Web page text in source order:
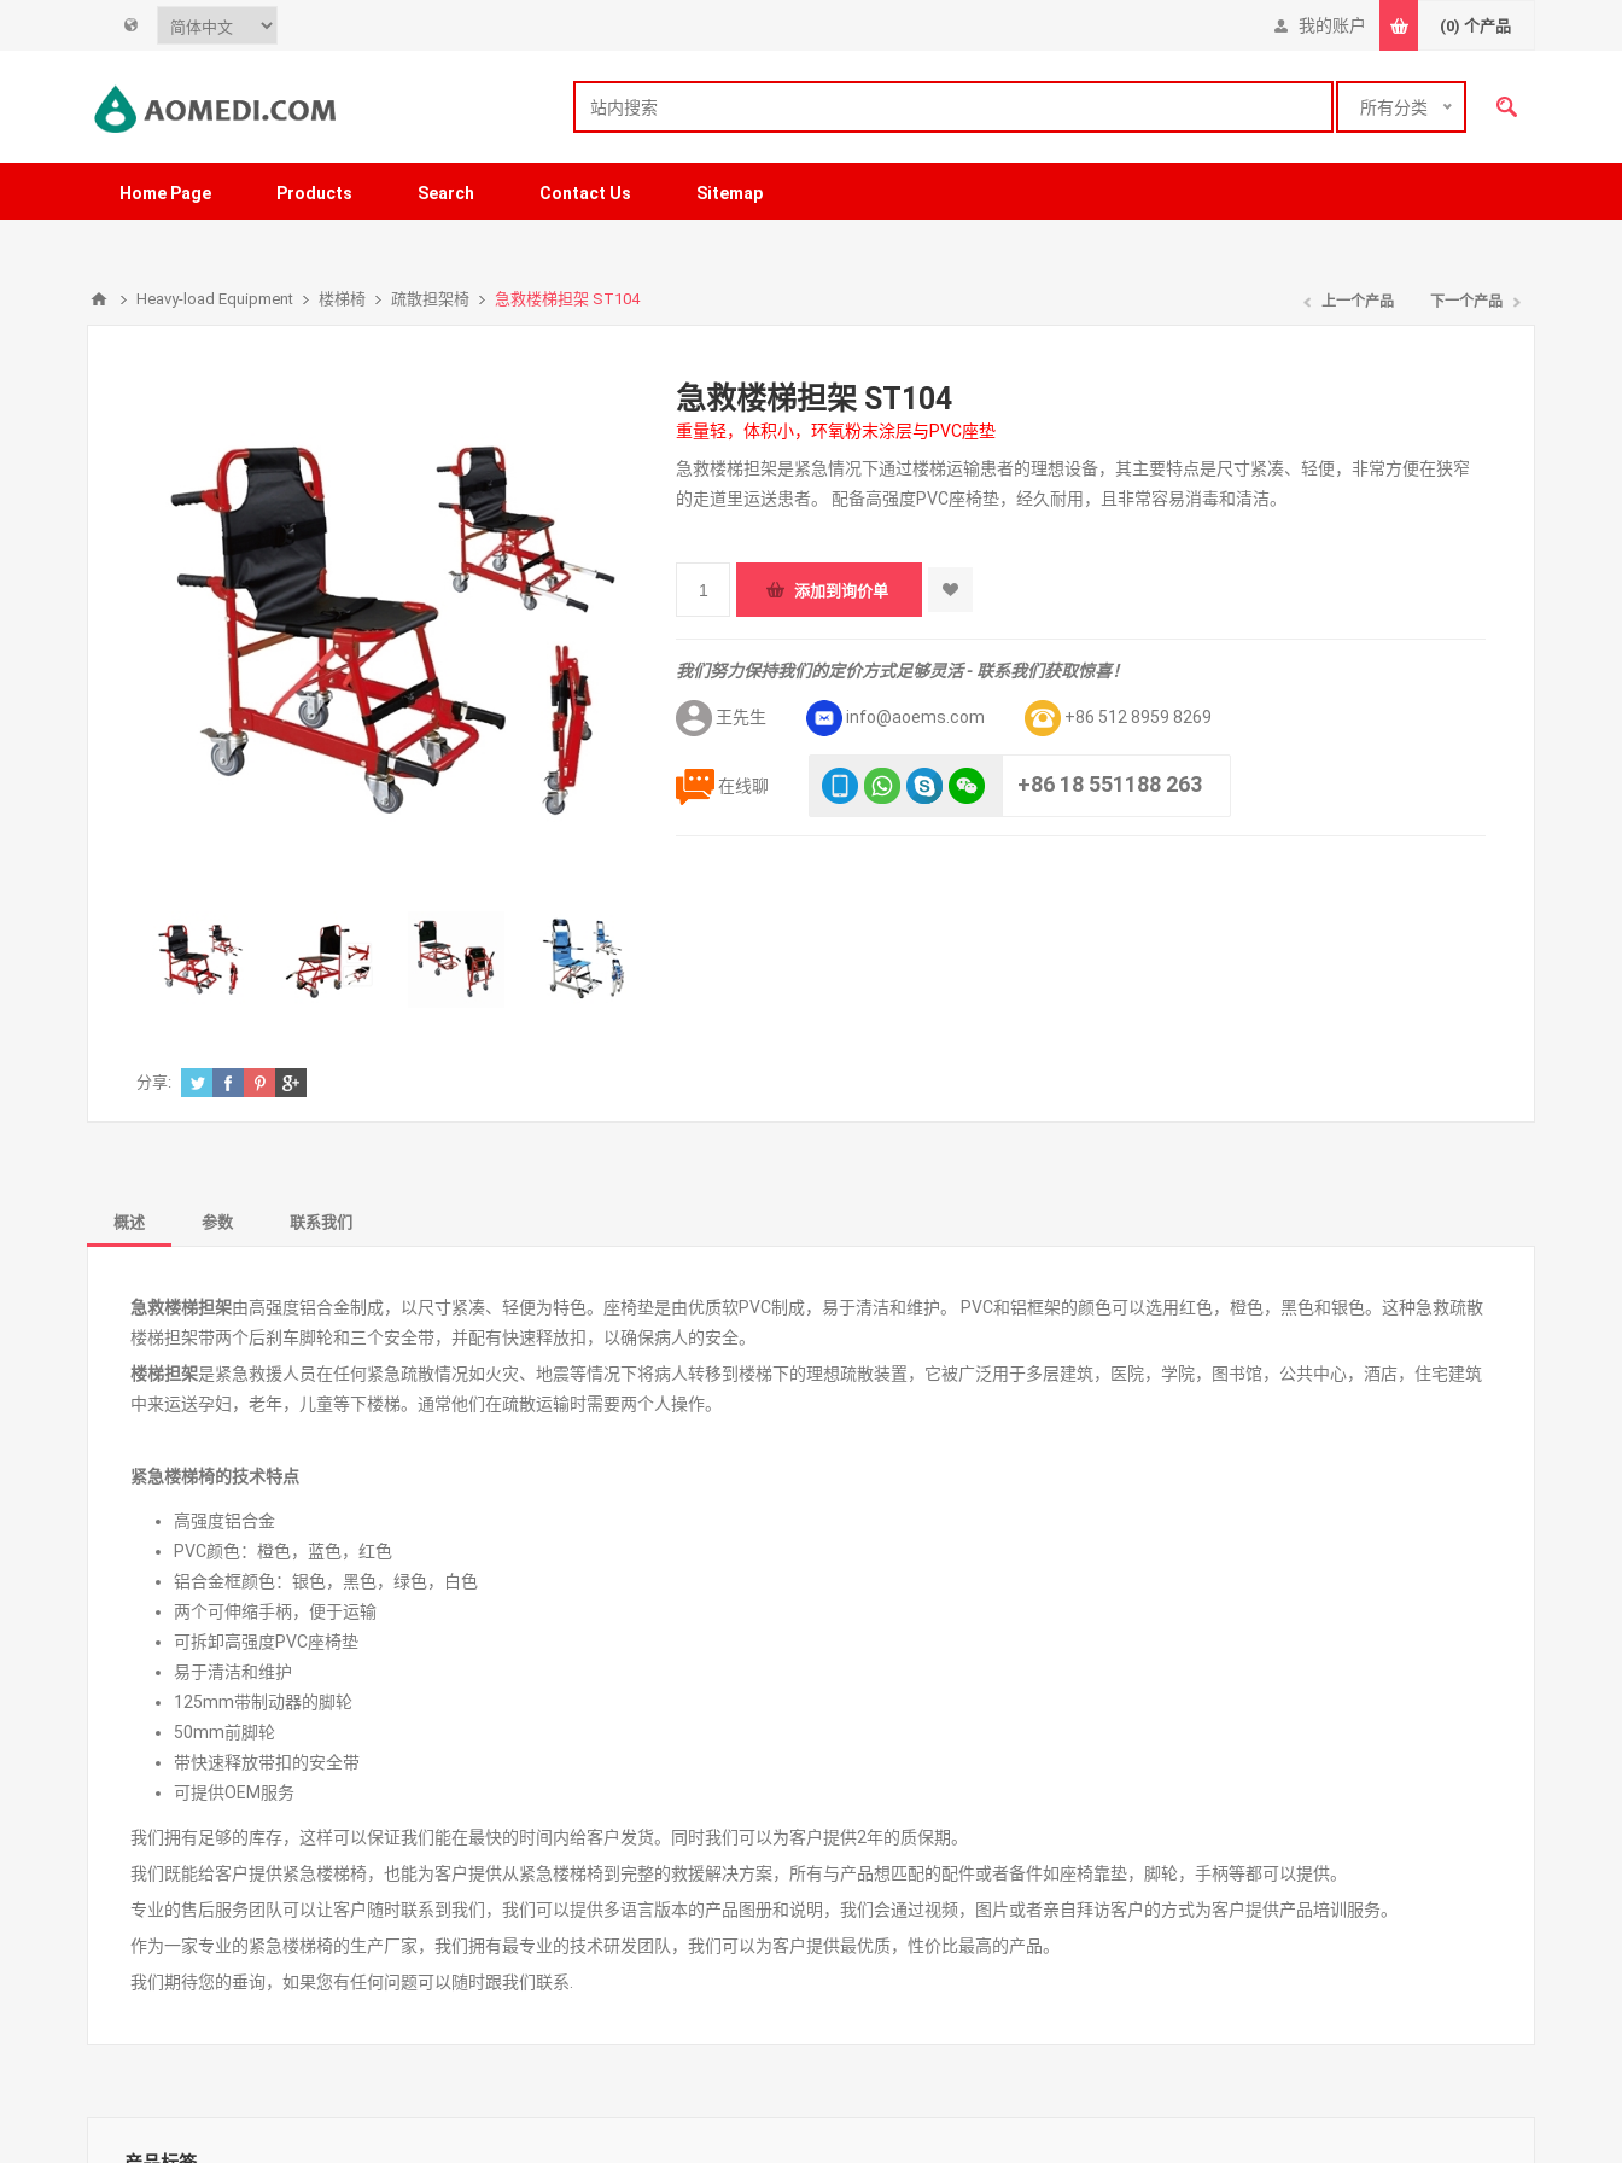
我的账户 (0) 个产品
所有分类
Home Page Products Search Contact Us Sitemap
Heavy-load Equipment 楼梯椅 疏散担架椅 急救楼梯担架 ST104 上一个产品 下一个产品
急救楼梯担架 ST104
重量轻，体积小，环氧粉末涂层与PVC座垫
急救楼梯担架是紧急情况下通过楼梯运输患者的理想设备，其主要特点是尺寸紧凑、轻便，非常方便在狭窄
的走道里运送患者。 配备高强度PVC座椅垫，经久耐用，且非常容易消毒和清洁。
我们努力保持我们的定价方式足够灵活 - 联系我们获取惊喜！
王先生 info@aoems.com +86 512 8959 8269
在线聊 +86 18 551188 263
分享:
概述 参数 联系我们
急救楼梯担架由高强度铝合金制成，以尺寸紧凑、轻便为特色。座椅垫是由优质软PVC制成，易于清洁和维护。 PVC和铝框架的颜色可以选用红色，橙色，黑色和银色。这种急救疏散
楼梯担架带两个后刹车脚轮和三个安全带，并配有快速释放扣，以确保病人的安全。
楼梯担架是紧急救援人员在任何紧急疏散情况如火灾、地震等情况下将病人转移到楼梯下的理想疏散装置，它被广泛用于多层建筑，医院，学院，图书馆，公共中心，酒店，住宅建筑
中来运送孕妇，老年，儿童等下楼梯。通常他们在疏散运输时需要两个人操作。
紧急楼梯椅的技术特点
高强度铝合金
PVC颜色：橙色，蓝色，红色
铝合金框颜色：银色，黑色，绿色，白色
两个可伸缩手柄，便于运输
可拆卸高强度PVC座椅垫
易于清洁和维护
125mm带制动器的脚轮
50mm前脚轮
带快速释放带扣的安全带
可提供OEM服务
我们拥有足够的库存，这样可以保证我们能在最快的时间内给客户发货。同时我们可以为客户提供2年的质保期。
我们既能给客户提供紧急楼梯椅，也能为客户提供从紧急楼梯椅到完整的救援解决方案，所有与产品想匹配的配件或者备件如座椅靠垫，脚轮，手柄等都可以提供。
专业的售后服务团队可以让客户随时联系到我们，我们可以提供多语言版本的产品图册和说明，我们会通过视频，图片或者亲自拜访客户的方式为客户提供产品培训服务。
作为一家专业的紧急楼梯椅的生产厂家，我们拥有最专业的技术研发团队，我们可以为客户提供最优质，性价比最高的产品。
我们期待您的垂询，如果您有任何问题可以随时跟我们联系.